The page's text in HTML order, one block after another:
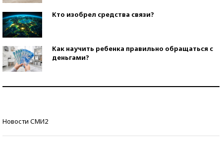
Кто изобрел средства связи?
Как научить ребенка правильно обращаться с
деньгами?
Новости СМИ2